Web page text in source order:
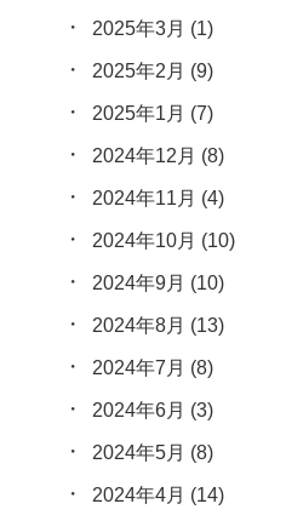
2025年3月 (1)
2025年2月 (9)
2025年1月 (7)
2024年12月 (8)
2024年11月 (4)
2024年10月 (10)
2024年9月 (10)
2024年8月 (13)
2024年7月 (8)
2024年6月 (3)
2024年5月 (8)
2024年4月 (14)